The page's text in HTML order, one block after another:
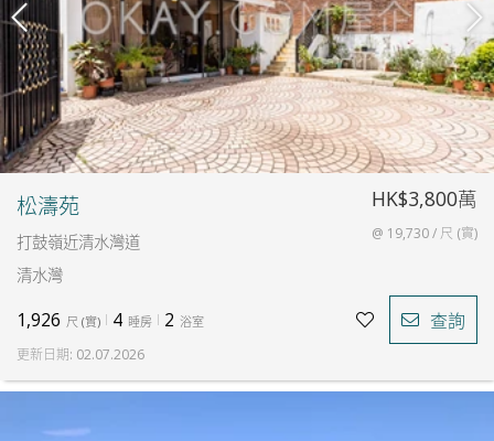
松濤苑
打鼓嶺近清水灣道
清水灣
HK$3,800萬
@ 19,730 / 尺 (實)
1,926 尺 (實) 4 睡房 2 浴室 查詢
更新日期: 02.07.2026